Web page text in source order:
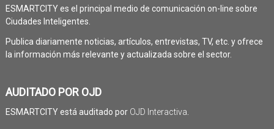
ESMARTCITY es el principal medio de comunicación on-line sobre
Ciudades Inteligentes.
Publica diariamente noticias, artículos, entrevistas, TV, etc. y ofrece
la información más relevante y actualizada sobre el sector.
AUDITADO POR OJD
ESMARTCITY está auditado por OJD Interactiva